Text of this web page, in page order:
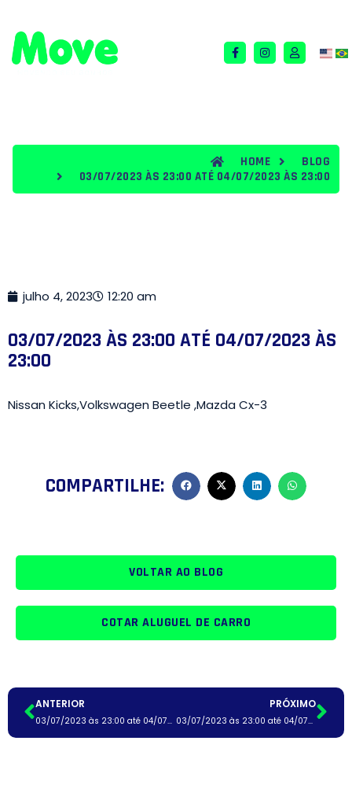
HOME
BLOG
03/07/2023 ÀS 23:00 ATÉ 04/07/2023 ÀS 23:00
julho 4, 2023 12:20 am
03/07/2023 ÀS 23:00 ATÉ 04/07/2023 ÀS
23:00
Nissan Kicks,Volkswagen Beetle ,Mazda Cx-3
COMPARTILHE:
VOLTAR AO BLOG
COTAR ALUGUEL DE CARRO
ANTERIOR
03/07/2023 às 23:00 até 04/07/2023 às 23:00
PRÓXIMO
03/07/2023 às 23:00 até 04/07/2023 às 23:00